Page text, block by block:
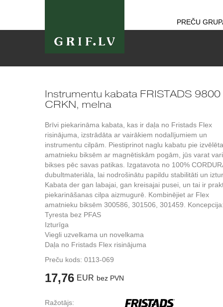
PREČU
Instrumentu kabata FRISTADS 9800
CRKN, melna
Brīvi piekarināma kabata, kas ir daļa no Fristads Flex
risinājuma, izstrādāta ar vairākiem nodalījumiem un
instrumentu cilpām. Piestiprinot naglu kabatu pie
amatnieku biksēm ar magnētiskām pogām, jūs varat
bikses pēc savas patikas. Izgatavota no 100%
dubultmateriāla, lai nodrošinātu papildu stabilitāti un
Kabata der gan labajai, gan kreisajai pusei, un tai ir
piekarināšanas cilpa aizmugurē. Kombinējiet ar Flex
amatnieku biksēm 300586, 301506, 301459.
Tyresta bez PFAS
Izturīga
Viegli uzvelkama un novelkama
Daļa no Fristads Flex risinājuma
Preču kods: 0113-069
17,76 EUR bez PVN
Ražotājs: